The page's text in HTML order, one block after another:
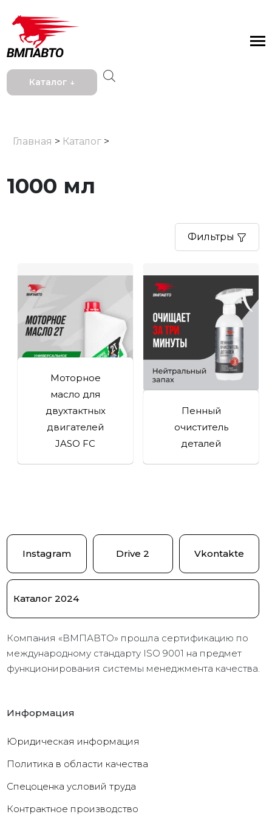
Каталог ↓
Главная > Каталог >
1000 мл
Фильтры
Моторное
масло для
двухтактных
двигателей
JASO FC
Пенный
очиститель
деталей
Instagram Drive 2 Vkontakte
Каталог 2024
Компания «ВМПАВТО» прошла сертификацию по
международному стандарту ISO 9001 на предмет
функционирования системы менеджмента качества.
Информация
Юридическая информация
Политика в области качества
Cпецоценка условий труда
Контрактное производство